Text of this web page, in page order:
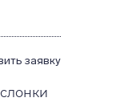
заявку